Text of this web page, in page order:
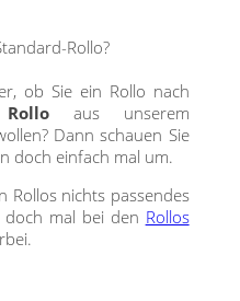
Rollo?
ob Sie ein Rollo nach
aus unserem
Dann schauen Sie
doch einfach mal um.
Rollos nichts passendes
doch mal bei den Rollos